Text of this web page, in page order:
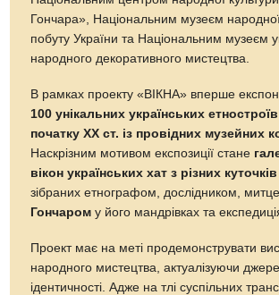
Гончара», Національним музеєм народної
побуту України та Національним музеєм
народного декоративного мистецтва.
В рамках проекту «ВІКНА» вперше
100 унікальних українських
початку ХХ ст. із провідних музейних
Наскрізним мотивом експозиції стане
вікон українських хат з різних
зібраних етнографом, дослідником,
Гончаром у його мандрівках та
Проект має на меті продемонструвати
народного мистецтва, актуалізуючи
ідентичності. Адже на тлі суспільних